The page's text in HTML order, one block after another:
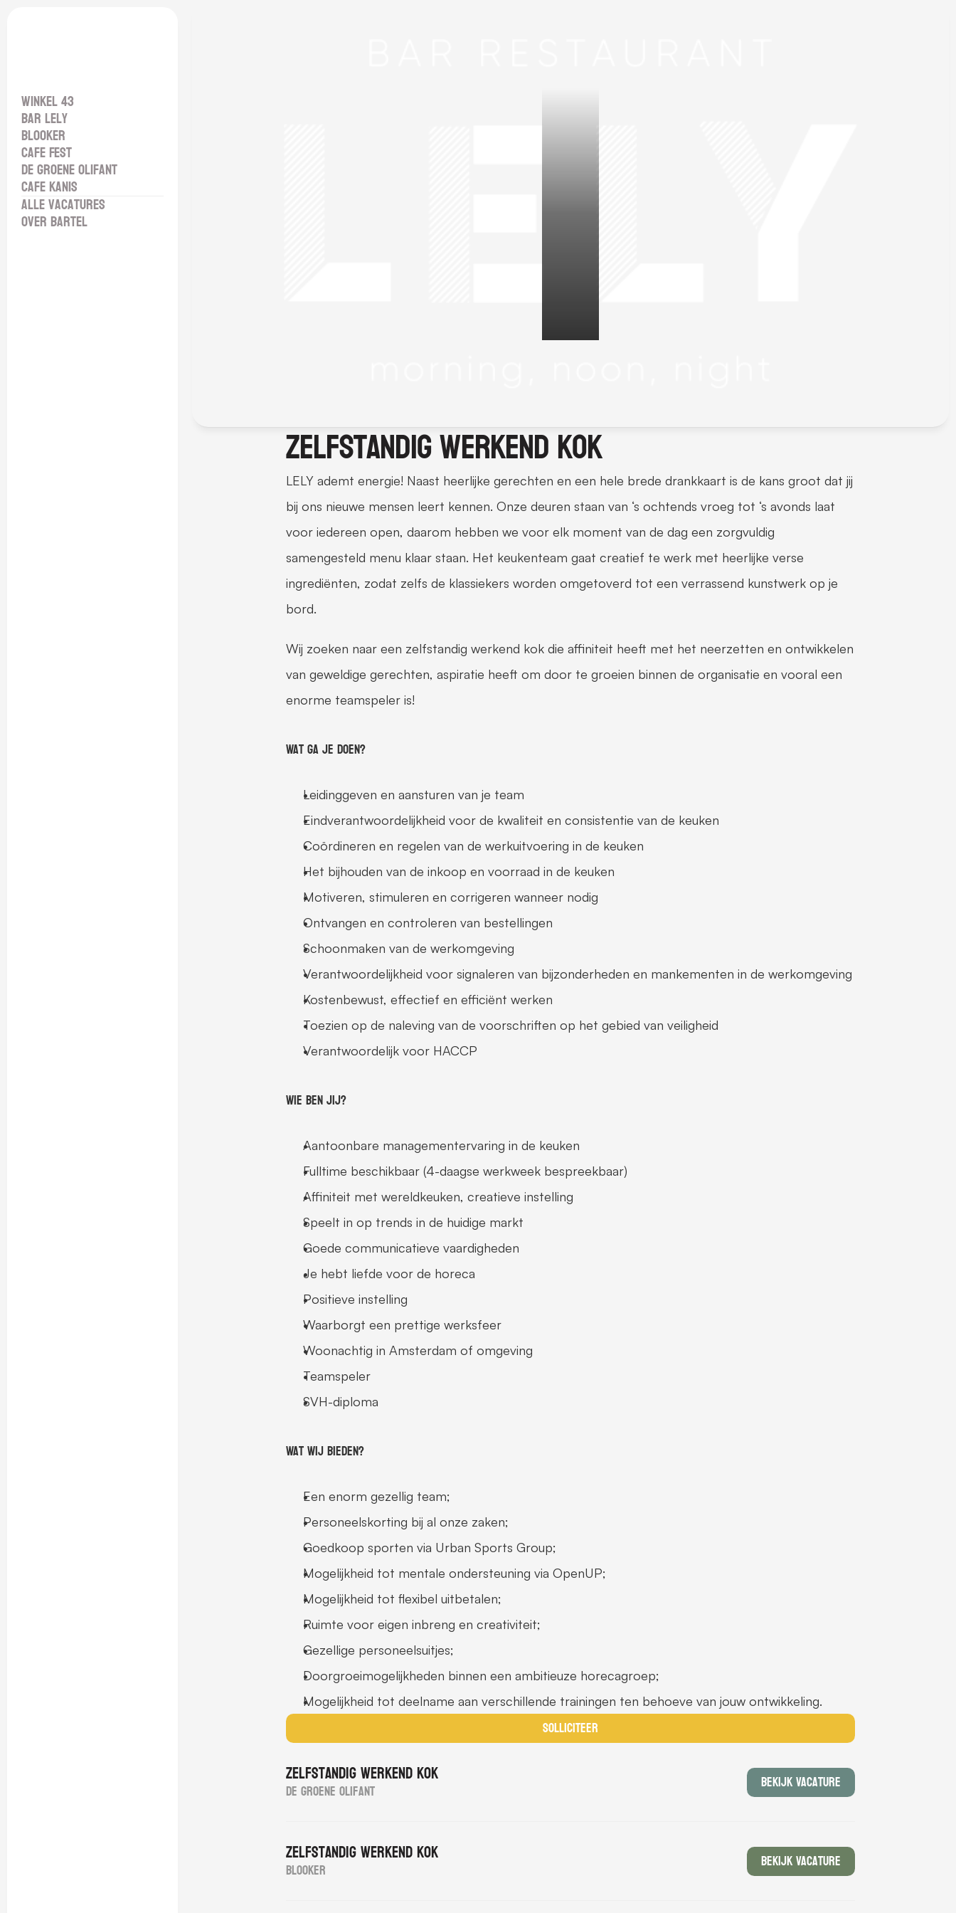
Zelfstandig werkend kok
LELY ademt energie! Naast heerlijke gerechten en een hele brede drankkaart is de kans groot dat jij
bij ons nieuwe mensen leert kennen. Onze deuren staan van ‘s ochtends vroeg tot ‘s avonds laat
voor iedereen open, daarom hebben we voor elk moment van de dag een zorgvuldig
samengesteld menu klaar staan. Het keukenteam gaat creatief te werk met heerlijke verse
ingrediënten, zodat zelfs de klassiekers worden omgetoverd tot een verrassend kunstwerk op je
bord.
Wij zoeken naar een zelfstandig werkend kok die affiniteit heeft met het neerzetten en ontwikkelen
van geweldige gerechten, aspiratie heeft om door te groeien binnen de organisatie en vooral een
enorme teamspeler is!
Wat ga je doen?
Leidinggeven en aansturen van je team
Eindverantwoordelijkheid voor de kwaliteit en consistentie van de keuken
Coördineren en regelen van de werkuitvoering in de keuken
Het bijhouden van de inkoop en voorraad in de keuken
Motiveren, stimuleren en corrigeren wanneer nodig
Ontvangen en controleren van bestellingen
Schoonmaken van de werkomgeving
Verantwoordelijkheid voor signaleren van bijzonderheden en mankementen in de werkomgeving
Kostenbewust, effectief en efficiënt werken
Toezien op de naleving van de voorschriften op het gebied van veiligheid
Verantwoordelijk voor HACCP
Wie ben jij?
Aantoonbare managementervaring in de keuken
Fulltime beschikbaar (4-daagse werkweek bespreekbaar)
Affiniteit met wereldkeuken, creatieve instelling
Speelt in op trends in de huidige markt
Goede communicatieve vaardigheden
Je hebt liefde voor de horeca
Positieve instelling
Waarborgt een prettige werksfeer
Woonachtig in Amsterdam of omgeving
Teamspeler
SVH-diploma
Wat wij bieden?
Een enorm gezellig team;
Personeelskorting bij al onze zaken;
Goedkoop sporten via Urban Sports Group;
Mogelijkheid tot mentale ondersteuning via OpenUP;
Mogelijkheid tot flexibel uitbetalen;
Ruimte voor eigen inbreng en creativiteit;
Gezellige personeelsuitjes;
Doorgroeimogelijkheden binnen een ambitieuze horecagroep;
Mogelijkheid tot deelname aan verschillende trainingen ten behoeve van jouw ontwikkeling.
Solliciteer
Zelfstandig werkend kok
De Groene Olifant Bekijk Vacature
Zelfstandig werkend kok
Blooker Bekijk Vacature
Winkel 43
Bar Lely
Blooker
Cafe Fest
De Groene Olifant
Cafe Kanis
Alle vacatures
Over Bartel